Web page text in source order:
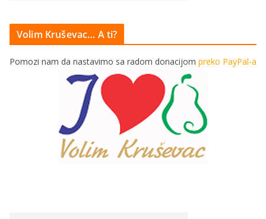
Volim Kruševac… A ti?
Pomozi nam da nastavimo sa radom donacijom preko PayPal-a